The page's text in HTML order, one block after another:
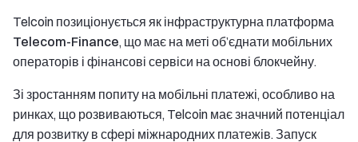
Telcoin позиціонується як інфраструктурна платформа
Telecom-Finance, що має на меті об’єднати мобільних
операторів і фінансові сервіси на основі блокчейну.
Зі зростанням попиту на мобільні платежі, особливо на
ринках, що розвиваються, Telcoin має значний потенціал
для розвитку в сфері міжнародних платежів. Запуск